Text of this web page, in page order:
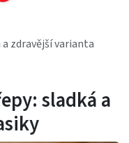
zdravější varianta
sladká a